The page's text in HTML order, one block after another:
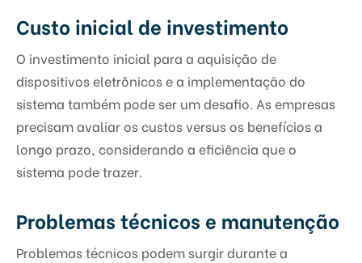
Custo inicial de investimento
O investimento inicial para a aquisição de
dispositivos eletrônicos e a implementação do
sistema também pode ser um desafio. As empresas
precisam avaliar os custos versus os benefícios a
longo prazo, considerando a eficiência que o
sistema pode trazer.
Problemas técnicos e manutenção
Problemas técnicos podem surgir durante a